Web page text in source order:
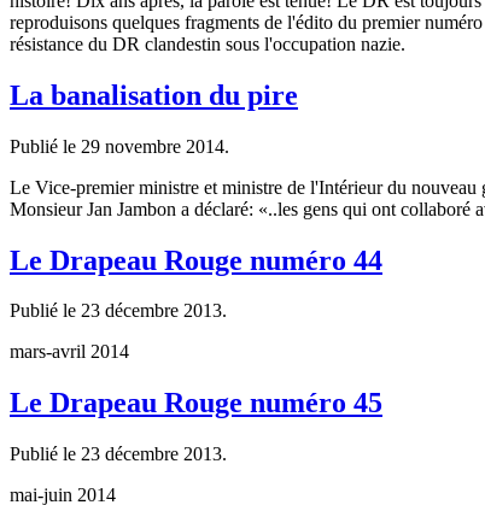
reproduisons quelques fragments de l'édito du premier
résistance du DR clandestin sous l'occupation nazie.
La banalisation du pire
Publié le 29 novembre 2014.
Le Vice-premier ministre et ministre de l'Intérieur du nouveau
Monsieur Jan Jambon a déclaré: «..les gens qui ont collaboré
Le Drapeau Rouge numéro 44
Publié le 23 décembre 2013.
mars-avril 2014
Le Drapeau Rouge numéro 45
Publié le 23 décembre 2013.
mai-juin 2014